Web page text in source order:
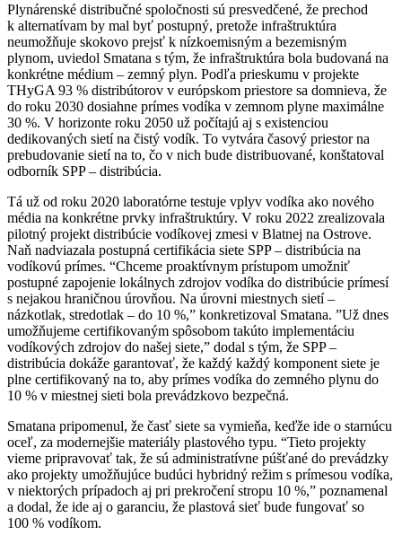
Plynárenské distribučné spoločnosti sú presvedčené, že prechod
k alternatívam by mal byť postupný, pretože infraštruktúra
neumožňuje skokovo prejsť k nízkoemisným a bezemisným
plynom, uviedol Smatana s tým, že infraštruktúra bola budovaná na
konkrétne médium – zemný plyn. Podľa prieskumu v projekte
THyGA 93 % distribútorov v európskom priestore sa domnieva, že
do roku 2030 dosiahne prímes vodíka v zemnom plyne maximálne
30 %. V horizonte roku 2050 už počítajú aj s existenciou
dedikovaných sietí na čistý vodík. To vytvára časový priestor na
prebudovanie sietí na to, čo v nich bude distribuované, konštatoval
odborník SPP – distribúcia.
Tá už od roku 2020 laboratórne testuje vplyv vodíka ako nového
média na konkrétne prvky infraštruktúry. V roku 2022 zrealizovala
pilotný projekt distribúcie vodíkovej zmesi v Blatnej na Ostrove.
Naň nadviazala postupná certifikácia siete SPP – distribúcia na
vodíkovú prímes. “Chceme proaktívnym prístupom umožniť
postupné zapojenie lokálnych zdrojov vodíka do distribúcie prímesí
s nejakou hraničnou úrovňou. Na úrovni miestnych sietí –
názkotlak, stredotlak – do 10 %,” konkretizoval Smatana. ”Už dnes
umožňujeme certifikovaným spôsobom takúto implementáciu
vodíkových zdrojov do našej siete,” dodal s tým, že SPP –
distribúcia dokáže garantovať, že každý každý komponent siete je
plne certifikovaný na to, aby prímes vodíka do zemného plynu do
10 % v miestnej sieti bola prevádzkovo bezpečná.
Smatana pripomenul, že časť siete sa vymieňa, keďže ide o starnúcu
oceľ, za modernejšie materiály plastového typu. “Tieto projekty
vieme pripravovať tak, že sú administratívne púšťané do prevádzky
ako projekty umožňujúce budúci hybridný režim s prímesou vodíka,
v niektorých prípadoch aj pri prekročení stropu 10 %,” poznamenal
a dodal, že ide aj o garanciu, že plastová sieť bude fungovať so
100 % vodíkom.